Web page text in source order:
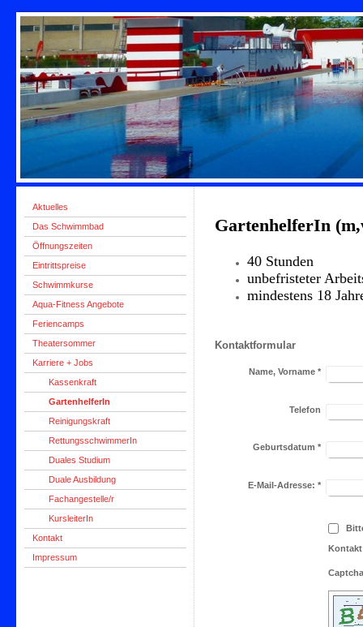
Aktuelles
Das Schwimmbad
Öffnungszeiten
Eintrittspreise
Schwimmkurse
Aqua-Fitness Angebote
Feriencamps
Theatersommer
Karriere + Jobs
Kassenkraft
GartenhelferIn
Reinigungskraft
RettungsschwimmerIn
Duales Studium
Duale Ausbildung
Fachangestelle/r
KursleiterIn
Kontakt
Impressum
GartenhelferIn
40 Stunden
unbefristeter
mindestens 18
Kontaktformular
Name, Vorname*
Telefon
Geburtsdatum *
E-Mail-Adresse: *